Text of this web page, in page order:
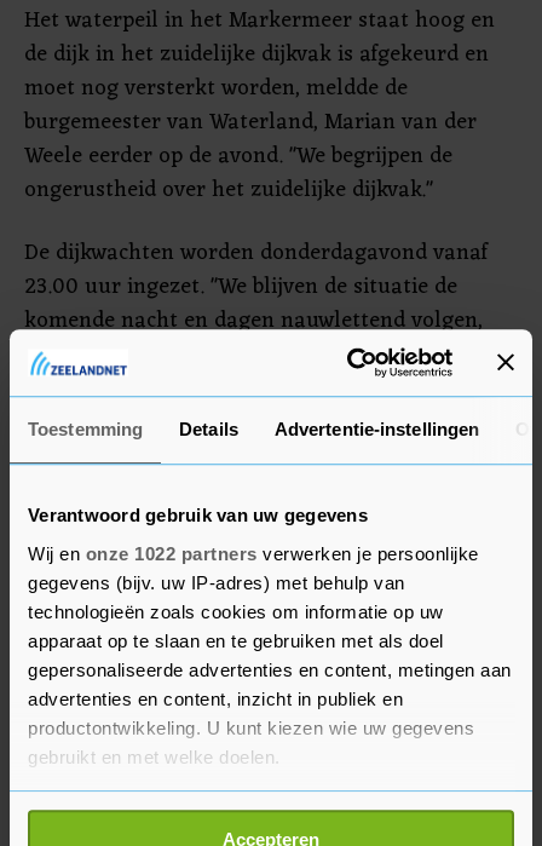
Toestemming Details Advertentie-instellingen
Verantwoord gebruik van uw gegevens
Wij en onze 1022 partners verwerken je persoonlijke
gegevens (bijv. uw IP-adres) met behulp van
technologieën zoals cookies om informatie op uw
apparaat op te slaan en te gebruiken met als doel
gepersonaliseerde advertenties en content, metingen aan
advertenties en content, inzicht in publiek en
productontwikkeling. U kunt kiezen wie uw gegevens
gebruikt en met welke doelen.
Als u het toestaat, willen we ook graag:
Accepteren
Het waterpeil in het Markermeer staat hoog en
de dijk in het zuidelijke dijkvak is afgekeurd en
moet nog versterkt worden, meldde de
burgemeester van Waterland, Marian van der
Weele eerder op de avond. "We begrijpen de
ongerustheid over het zuidelijke dijkvak."
De dijkwachten worden donderdagavond vanaf
23.00 uur ingezet. "We blijven de situatie de
komende nacht en dagen nauwlettend volgen,
schrijft de gemeente. "Jullie veiligheid heeft onze
hoogste prioriteit en we zullen alles doen om
deze te waarborgen."